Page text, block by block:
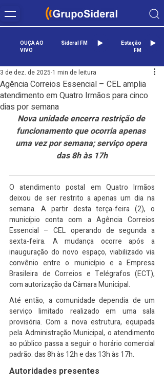
OUÇA AO
VIVO
Sideral FM
Estação
FM
Agência Correios Essencial – CEL amplia
atendimento em Quatro Irmãos para cinco
dias por semana
3 de dez. de 2025 1 min de leitura
Nova unidade encerra restrição de
funcionamento que ocorria apenas
uma vez por semana; serviço opera
das 8h às 17h
O atendimento postal em Quatro Irmãos
deixou de ser restrito a apenas um dia na
semana. A partir desta terça-feira (2), o
município conta com a Agência Correios
Essencial – CEL operando de segunda a
sexta-feira. A mudança ocorre após a
inauguração do novo espaço, viabilizado via
convênio entre o município e a Empresa
Brasileira de Correios e Telégrafos (ECT),
com autorização da Câmara Municipal.
Até então, a comunidade dependia de um
serviço limitado realizado em uma sala
provisória. Com a nova estrutura, equipada
pela Administração Municipal, o atendimento
ao público passa a seguir o horário comercial
padrão: das 8h às 12h e das 13h às 17h.
Autoridades presentes